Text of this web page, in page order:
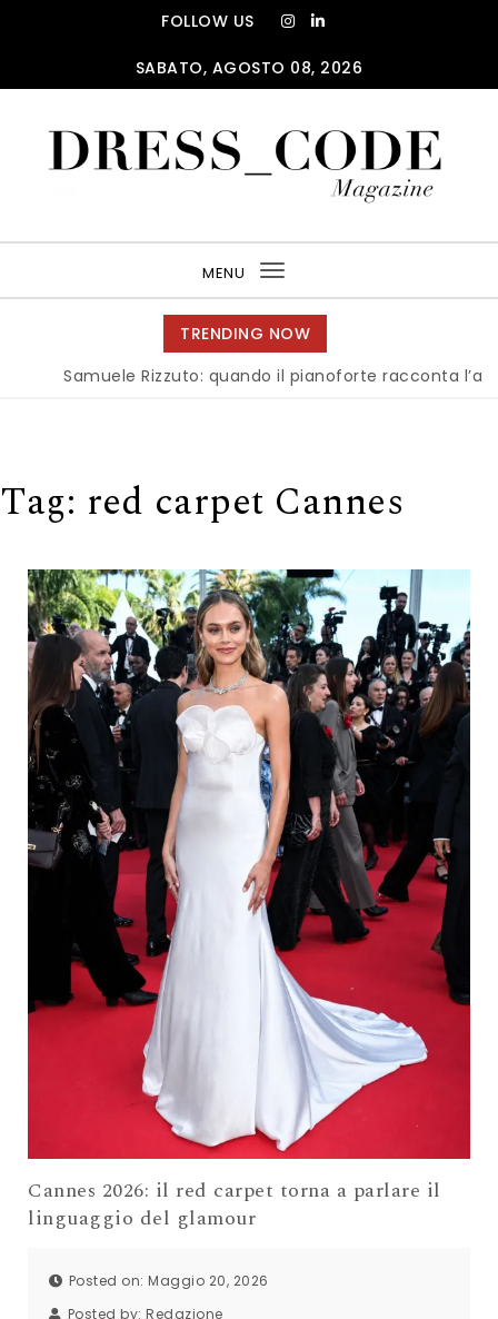
FOLLOW US
SABATO, AGOSTO 08, 2026
MENU
Toggle
navigation
TRENDING NOW
Samuele Rizzuto: quando il pianoforte racconta l’anima
Tag: red carpet Cannes
Cannes 2026: il red carpet torna a parlare il
linguaggio del glamour
Posted on: Maggio 20, 2026
Posted by: Redazione